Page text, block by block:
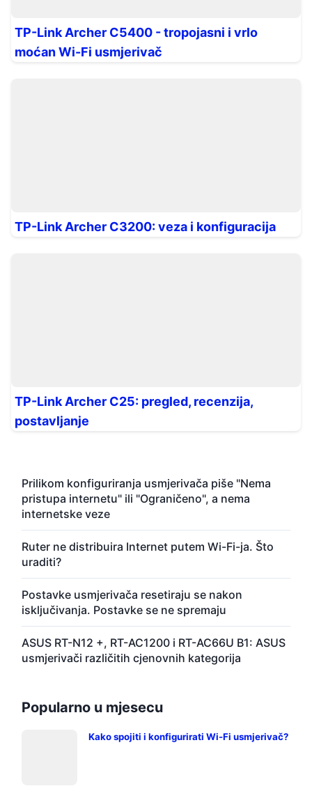
TP-Link Archer C5400 - tropojasni i vrlo
moćan Wi-Fi usmjerivač
TP-Link Archer C3200: veza i konfiguracija
TP-Link Archer C25: pregled, recenzija,
postavljanje
Prilikom konfiguriranja usmjerivača piše "Nema
pristupa internetu" ili "Ograničeno", a nema
internetske veze
Ruter ne distribuira Internet putem Wi-Fi-ja. Što
uraditi?
Postavke usmjerivača resetiraju se nakon
isključivanja. Postavke se ne spremaju
ASUS RT-N12 +, RT-AC1200 i RT-AC66U B1: ASUS
usmjerivači različitih cjenovnih kategorija
Popularno u mjesecu
Kako spojiti i konfigurirati Wi-Fi usmjerivač?